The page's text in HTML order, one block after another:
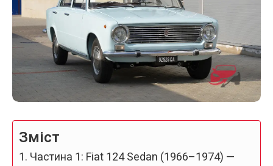
Зміст
Частина 1: Fiat 124 Sedan (1966–1974) —